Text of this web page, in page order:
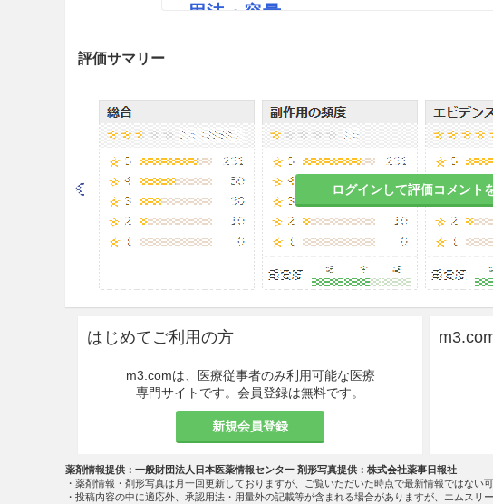
用法・容量
注意事項
重要な基本的注意
8.1
本剤の投与に際しては、全身麻酔と同
検査、問診等により予め患者の全身状態を
まれにショックあるいは中毒症状を起
ては、常時、直ちに救急処置のとれる準備
8.3脊椎麻酔により血圧低下、徐脈等の副作
点に十分留意すること。
8.3.1麻酔範囲が高位に及んだ場合、過度
心停止となるおそれがあるので、必要最少
8.3.2麻酔中は、連続的にバイタルサイン
評価サマリー
ログインして評価コメント
はじめてご利用の方
m3.comは、医療従事者のみ利用可能な医療
専門サイトです。会員登録は無料です。
新規会員登録
薬剤情報提供：一般財団法人日本医薬情報センター 剤形写真提供：株式会社薬事日報社
・薬剤情報・剤形写真は月一回更新しておりますが、ご覧いただいた時点で最新情報ではな
・投稿内容の中に適応外、承認用法・用量外の記載等が含まれる場合がありますが、エムスリ